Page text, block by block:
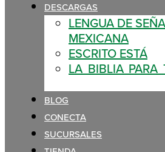
DESCARGAS
LENGUA DE
MEXICANA
ESCRITO ESTÁ
LA BIBLIA PARA
BLOG
CONECTA
SUCURSALES